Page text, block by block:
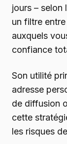
jours – selon
un filtre
auxquels
confiance
Son utilité
adresse
de diffusion
cette
les risques